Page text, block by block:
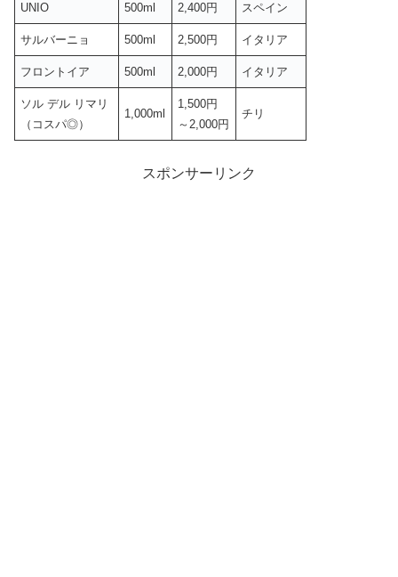
UNIO 500ml 2,400円 スペイン
サルバーニョ 500ml 2,500円 イタリア
フロントイア 500ml 2,000円 イタリア
ソル デル リマリ
（コスパ◎）
1,000ml
1,500円
～2,000円
チリ
スポンサーリンク